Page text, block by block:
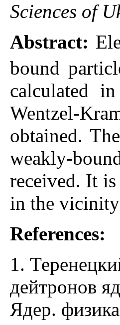
Sciences of
Abstract:
bound
calculated
Wentzel-
obtained.
weakly-
received. It
in the
References:
1.
дейтронов
Ядер.